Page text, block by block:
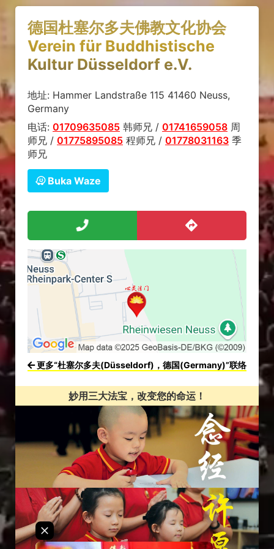
德国杜塞尔多夫佛教文化协会
Verein für Buddhistische
Kultur Düsseldorf e.V.
地址: Hammer Landstraße 115 41460 Neuss,
Germany
电话: 01709635085 韩师兄 / 01741659058 周
师兄 / 01775895085 程师兄 / 01778031163 季
师兄
Buka Waze
更多“杜塞尔多夫(Düsseldorf)，德国(Germany)”联络
妙用三大法宝，改变您的命运！